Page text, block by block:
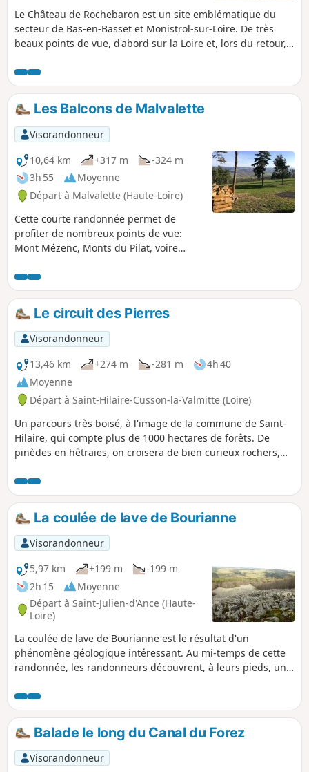
Le Château de Rochebaron est un site emblématique du
secteur de Bas-en-Basset et Monistrol-sur-Loire. De très
beaux points de vue, d'abord sur la Loire et, lors du retour,
Les Balcons de Malvalette
Visorandonneur
10,64 km
+317 m
-324 m
3h 55
Moyenne
Départ à Malvalette (Haute-Loire)
Cette courte randonnée permet de
profiter de nombreux points de vue:
Mont Mézenc, Monts du Pilat, voire
Une table d'orientation au point le plus
haut permet d'identifier les nombreux
monts alentour. Le circuit est largement
découvert, avec des passages sur des
coteaux secs. Particulièrement agréable
au printemps et en automne, elle est
donc à éviter en cas de canicule.
Le circuit des Pierres
Visorandonneur
13,46 km
+274 m -281 m
4h 40
Moyenne
Départ à Saint-Hilaire-Cusson-la-Valmitte (Loire)
Un parcours très boisé, à l'image de la commune de Saint-
Hilaire, qui compte plus de 1000 hectares de forêts. De
pinèdes en hêtraies, on croisera de bien curieux rochers,
quelque site druidique. Au retour, on fera halte à l'église du
bourg, qui abrite sous son porche une statue de Saint
Hilaire.La coulée de lave de Bourianne
Visorandonneur
5,97 km
+199 m
-199 m
2h 15
Moyenne
Départ à Saint-Julien-d'Ance (Haute-
Loire)
La coulée de lave de Bourianne est le résultat d'un
phénomène géologique intéressant. Au mi-temps de cette
randonnée, les randonneurs découvrent, à leurs pieds, un
du Forez.
Balade le long du Canal du Forez
Visorandonneur